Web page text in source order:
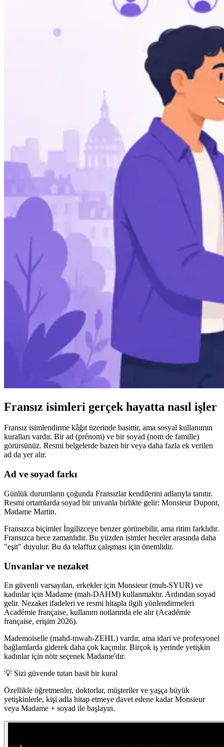
Fransız isimleri gerçek hayatta nasıl işler
Fransız isimlendirme kâğıt üzerinde basittir, ama sosyal kullanımın
kuralları vardır. Bir ad (prénom) ve bir soyad (nom de famille)
görürsünüz. Resmi belgelerde bazen bir veya daha fazla ek verilen
ad da yer alır.
Ad ve soyad farkı
Günlük durumların çoğunda Fransızlar kendilerini adlarıyla tanıtır.
Resmi ortamlarda soyad bir unvanla birlikte gelir: Monsieur Dupont,
Madame Martin.
Fransızca biçimler İngilizceye benzer görünebilir, ama ritim farklıdır.
Fransızca hece zamanlıdır. Bu yüzden isimler heceler arasında daha
"eşit" duyulur. Bu da telaffuz çalışması için önemlidir.
Unvanlar ve nezaket
En güvenli varsayılan, erkekler için Monsieur (muh-SYUR) ve
kadınlar için Madame (mah-DAHM) kullanmaktır. Ardından soyad
gelir. Nezaket ifadeleri ve resmi hitapla ilgili yönlendirmeleri
Académie française, kullanım notlarında ele alır (Académie
française, erişim 2026).
Mademoiselle (mahd-mwah-ZEHL) vardır, ama idari ve profesyonel
bağlamlarda giderek daha çok kaçınılır. Birçok iş yerinde yetişkin
kadınlar için nötr seçenek Madame'dır.
💡 Sizi güvende tutan basit bir kural
Özellikle öğretmenler, doktorlar, müşteriler ve yaşça büyük
yetişkinlerle, kişi adla hitap etmeye davet edene kadar Monsieur
veya Madame + soyad ile başlayın.